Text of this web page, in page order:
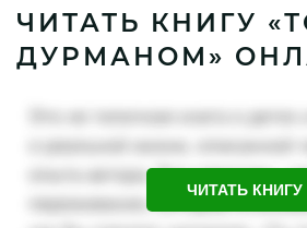
ЧИТАТЬ КНИГУ
ДУРМАНОМ»
ЧИТАТЬ КНИГУ